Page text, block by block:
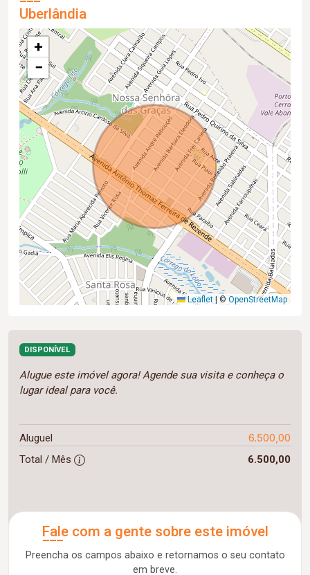
Uberlândia
+
−
Leaflet |©OpenStreetMap
DISPONÍVEL
Alugue este imóvel agora! Agende sua visita e conheça o
lugar ideal para você.
Aluguel 6.500,00
Total / Mês 6.500,00
Fale com a gente sobre este imóvel
Preencha os campos abaixo e retornamos o seu contato
em breve.